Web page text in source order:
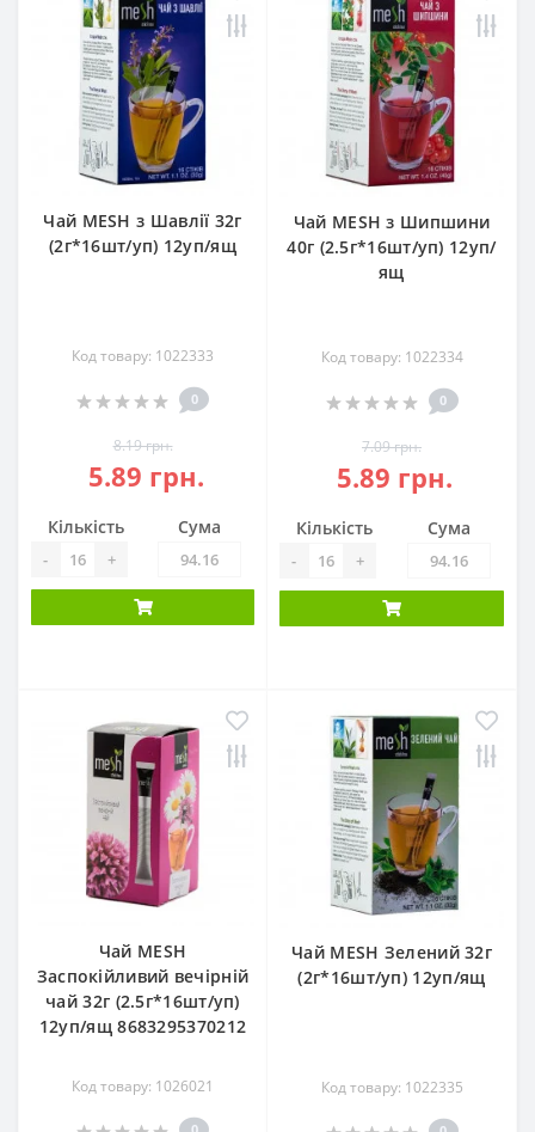
Чай MESH з Шавлії 32г
(2г*16шт/уп) 12уп/ящ
Код товару: 1022333
0
8.19 грн.
5.89 грн.
Кількість
- +
Сума
Чай MESH з Шипшини
40г (2.5г*16шт/уп) 12уп/
ящ
Код товару: 1022334
0
7.09 грн.
5.89 грн.
Кількість
- +
Сума
Чай MESH
Заспокійливий вечірній
чай 32г (2.5г*16шт/уп)
12уп/ящ 8683295370212
Код товару: 1026021
Чай MESH Зелений 32г
(2г*16шт/уп) 12уп/ящ
Код товару: 1022335